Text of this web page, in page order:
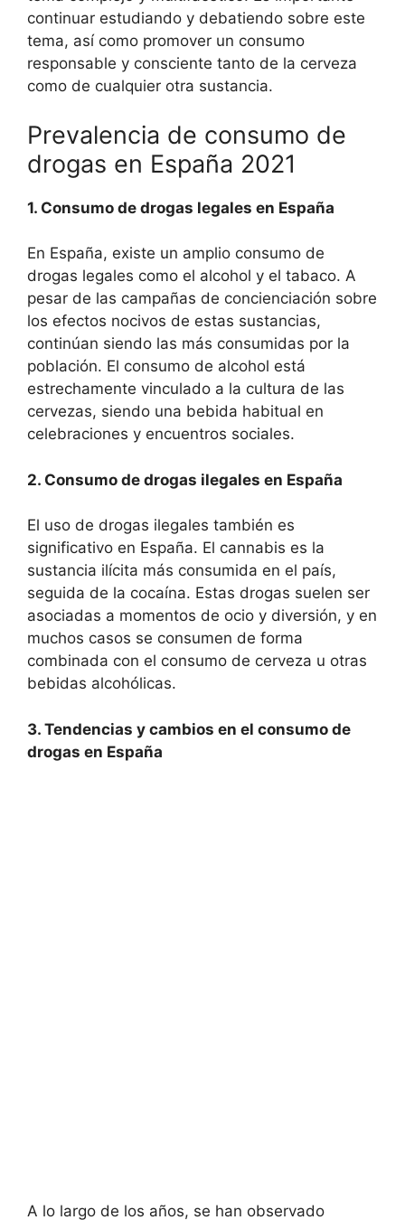
continuar estudiando y debatiendo sobre este
tema, así como promover un consumo
responsable y consciente tanto de la cerveza
como de cualquier otra sustancia.
Prevalencia de consumo de
drogas en España 2021
1. Consumo de drogas legales en España
En España, existe un amplio consumo de
drogas legales como el alcohol y el tabaco. A
pesar de las campañas de concienciación sobre
los efectos nocivos de estas sustancias,
continúan siendo las más consumidas por la
población. El consumo de alcohol está
estrechamente vinculado a la cultura de las
cervezas, siendo una bebida habitual en
celebraciones y encuentros sociales.
2. Consumo de drogas ilegales en España
El uso de drogas ilegales también es
significativo en España. El cannabis es la
sustancia ilícita más consumida en el país,
seguida de la cocaína. Estas drogas suelen ser
asociadas a momentos de ocio y diversión, y en
muchos casos se consumen de forma
combinada con el consumo de cerveza u otras
bebidas alcohólicas.
3. Tendencias y cambios en el consumo de
drogas en España
A lo largo de los años, se han observado